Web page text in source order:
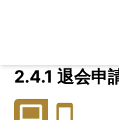
2.4.1 退会申